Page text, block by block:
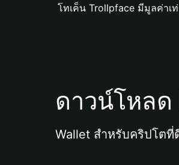
โทเค็น Trollpface มีมูลค่าเท่
ดาวน์โหลด
Wallet สำหรับคริปโต